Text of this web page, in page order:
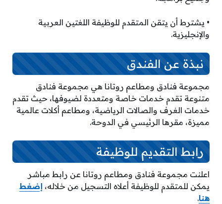
• يشترط أن يتقن المتقدم للوظيفة اللغتين العربية
والإنجليزية.
نبذة عن الفندق
مجموعة فنادق ومطاعم روتانا هي مجموعة فنادق
متنوعة تقدم خدمات خاصة ومتعددة لضيوفها، حيث تقدم
خدمات الغرف والصالات الرياضية، ومطاعم أكلات عالمية
مميزة، مقرها الرئيسي في الدوحة.
رابط التقديم للوظيفة
اعلنت مجموعة فنادق ومطاعم روتانا عن رابط مباشر
يمكن للمتقدم للوظيفة أعلاه التسجيل من خلاله، إضغط
هنا.